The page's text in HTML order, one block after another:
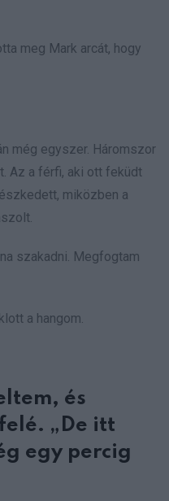
meg Mark arcát, hogy
még egyszer. Háromszor
Az a férfi, aki ott feküdt
miközben a
szakadni. Megfogtam
a hangom.
és
„De itt
egy percig